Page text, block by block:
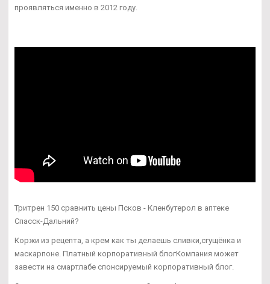
проявляться именно в 2012 году.
Тритрен 150 сравнить цены Псков - Кленбутерол в аптеке
Спасск-Дальний?
Коржи из рецепта, а крем как ты делаешь сливки,сгущёнка и
маскарпоне. Платный корпоративный блогКомпания может
завести на смартлабе спонсируемый корпоративный блог.